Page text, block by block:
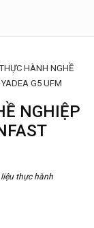
HÀNH NGHỀ
G5 UFM
NGHIỆP
liệu thực hành